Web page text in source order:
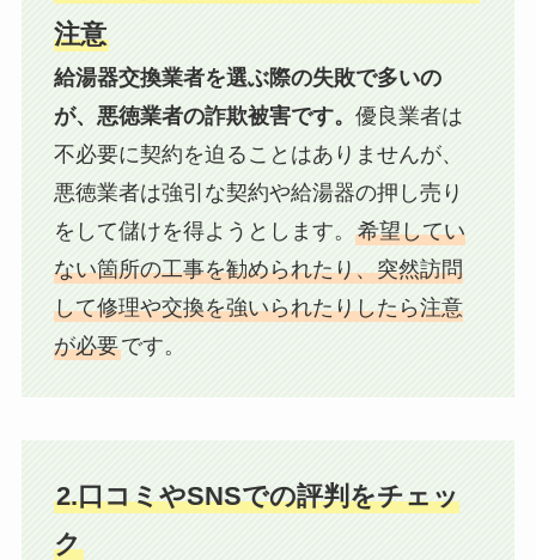
注意
給湯器交換業者を選ぶ際の失敗で多いの
が、悪徳業者の詐欺被害です。 優良業者は
不必要に契約を迫ることはありませんが、
悪徳業者は強引な契約や給湯器の押し売り
をして儲けを得ようとします。 希望してい
ない箇所の工事を勧められたり、突然訪問
して修理や交換を強いられたりしたら注意
が必要です。
2.口コミやSNSでの評判をチェッ
ク